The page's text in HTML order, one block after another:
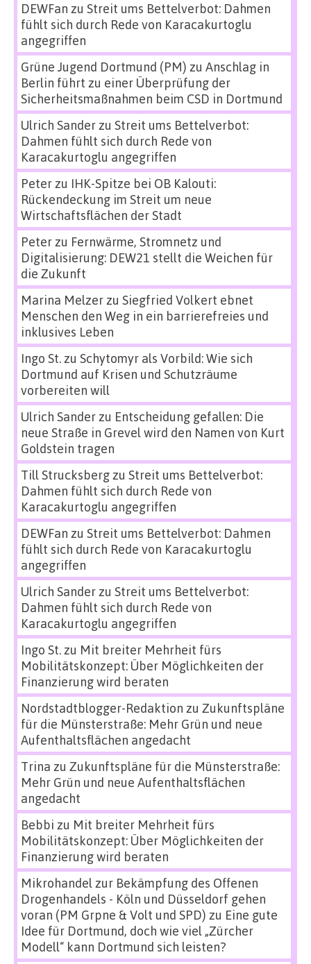
DEWFan zu Streit ums Bettelverbot: Dahmen
fühlt sich durch Rede von Karacakurtoglu
angegriffen
Grüne Jugend Dortmund (PM) zu Anschlag in
Berlin führt zu einer Überprüfung der
Sicherheitsmaßnahmen beim CSD in Dortmund
Ulrich Sanderzu Streit ums Bettelverbot:
Dahmen fühlt sich durch Rede von
Karacakurtoglu angegriffen
Peterzu IHK-Spitze bei OB Kalouti:
Rückendeckung im Streit um neue
Wirtschaftsflächen der Stadt
Peterzu Fernwärme, Stromnetz und
Digitalisierung: DEW21 stellt die Weichen für
die Zukunft
Marina Melzerzu Siegfried Volkert ebnet
Menschen den Weg in ein barrierefreies und
inklusives Leben
Ingo St.zu Schytomyr als Vorbild: Wie sich
Dortmund auf Krisen und Schutzräume
vorbereiten will
Ulrich Sanderzu Entscheidung gefallen: Die
neue Straße in Grevel wird den Namen von Kurt
Goldstein tragen
Till Strucksbergzu Streit ums Bettelverbot:
Dahmen fühlt sich durch Rede von
Karacakurtoglu angegriffen
DEWFan zu Streit ums Bettelverbot: Dahmen
fühlt sich durch Rede von Karacakurtoglu
angegriffen
Ulrich Sanderzu Streit ums Bettelverbot:
Dahmen fühlt sich durch Rede von
Karacakurtoglu angegriffen
Ingo St.zu Mit breiter Mehrheit fürs
Mobilitätskonzept: Über Möglichkeiten der
Finanzierung wird beraten
Nordstadtblogger-Redaktion zu Zukunftspläne
für die Münsterstraße: Mehr Grün und neue
Aufenthaltsflächen angedacht
Trina zu Zukunftspläne für die Münsterstraße:
Mehr Grün und neue Aufenthaltsflächen
angedacht
Bebbi zu Mit breiter Mehrheit fürs
Mobilitätskonzept: Über Möglichkeiten der
Finanzierung wird beraten
Mikrohandel zur Bekämpfung des Offenen
Drogenhandels - Köln und Düsseldorf gehen
voran (PM Grpne & Volt und SPD) zu Eine gute
Idee für Dortmund, doch wie viel „Zürcher
Modell“ kann Dortmund sich leisten?